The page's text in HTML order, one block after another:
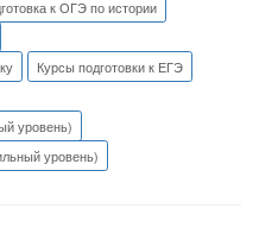
к ОГЭ по истории
Курсы подготовки к ЕГЭ
уровень)
уровень)